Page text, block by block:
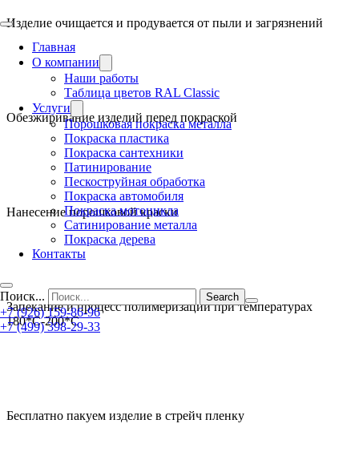
Главная
О компании
Наши работы
Таблица цветов RAL Classic
Услуги
Порошковая покраска металла
Покраска пластика
Покраска сантехники
Патинирование
Пескоструйная обработка
Покраска автомобиля
Покраска мотоцикла
Сатинирование металла
Покраска дерева
Контакты
Поиск...
+7 (926) 159-86-96
+7 (499) 398-29-33
Изделие очищается и продувается от пыли и загрязнений
Обезжиривание изделий перед покраской
Нанесение порошковой краски
Запекание и процесс полимеризации при температурах
180*С-200*С
Бесплатно пакуем изделие в стрейч пленку